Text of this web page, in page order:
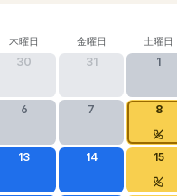
木曜日 金曜日 土曜日
30 31 1
6 7 8
13 14 15